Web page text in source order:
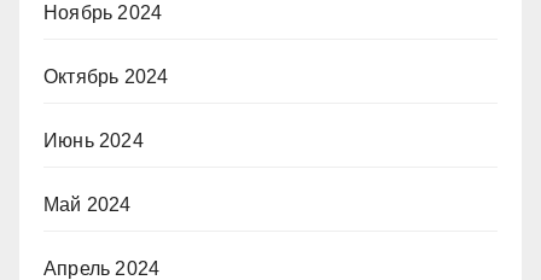
Ноябрь 2024
Октябрь 2024
Июнь 2024
Май 2024
Апрель 2024